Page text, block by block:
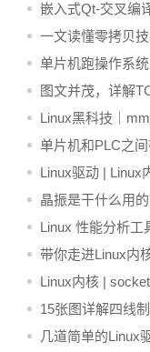
嵌入式Qt-交叉编
一文读懂零拷贝
单片机跑操作系统
图文并茂，详解
Linux黑科技｜
单片机和PLC之间
Linux驱动 | Linux
晶振是干什么用
Linux 性能分析工
带你走进Linux内
Linux内核 |
15张图详解四线
几道简单的Linux